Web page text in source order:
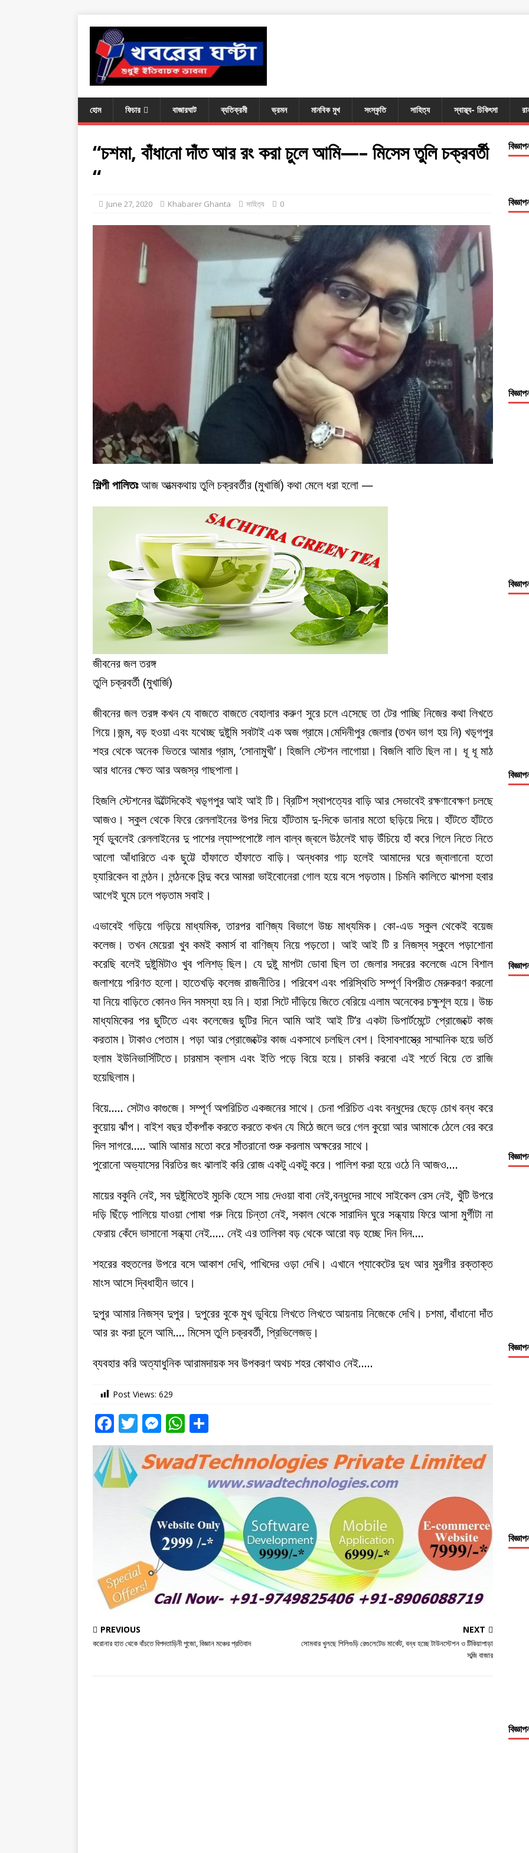
হোম ফিচার বাজারঘাট ব্যতিক্রমী ভ্রমন মানবিক মুখ সংস্কৃতি সাহিত্য স্বাস্থ্য- চিকিৎসা
“চশমা, বাঁধানো দাঁত আর রং করা চুলে আমি—– মিসেস তুলি চক্রবর্তী
“
June 27, 2020 Khabarer Ghanta সাহিত্য 0
শিল্পী পালিতঃআজ আত্মকথায় তুলি চক্রবর্তীর (মুখার্জি) কথা মেলে ধরা হলো —
জীবনের জল তরঙ্গ
তুলি চক্রবর্তী (মুখার্জি)
জীবনের জল তরঙ্গ কখন যে বাজতে বাজতে বেহালার করুণ সুরে চলে এসেছে তা টের পাচ্ছি নিজের কথা লিখতে
গিয়ে।জন্ম, বড় হওয়া এবং যথেচ্ছ দুষ্টুমি সবটাই এক অজ গ্রামে।মেদিনীপুর জেলার (তখন ভাগ হয় নি) খড়্গপুর
শহর থেকে অনেক ভিতরে আমার গ্রাম, ‘সোনামুখী’। হিজলি স্টেশন লাগোয়া। বিজলি বাতি ছিল না। ধূ ধূ মাঠ
আর ধানের ক্ষেত আর অজস্র গাছপালা।
হিজলি স্টেশনের উল্টৈদিকেই খড়্গপুর আই আই টি। ব্রিটিশ স্থাপত্যের বাড়ি আর সেভাবেই রক্ষণাবেক্ষণ চলছে
আজও। স্কুল থেকে ফিরে রেললাইনের উপর দিয়ে হাঁটতাম দু-দিকে ডানার মতো ছড়িয়ে দিয়ে। হাঁটতে হাঁটতে
সূর্য ডুবলেই রেললাইনের দু পাশের ল্যাম্পপোষ্টে লাল বাল্ব জ্বলে উঠলেই ঘাড় উঁচিয়ে হাঁ করে গিলে নিতে নিতে
আলো আঁধারিতে এক ছুট্টে হাঁফাতে হাঁফাতে বাড়ি। অন্ধকার গাঢ় হলেই আমাদের ঘরে জ্বালানো হতো
হ্যারিকেন বা লন্ঠন। লন্ঠনকে বিন্দু করে আমরা ভাইবোনেরা গোল হয়ে বসে পড়তাম। চিমনি কালিতে ঝাপসা হবার
আগেই ঘুমে ঢলে পড়তাম সবাই।
এভাবেই গড়িয়ে গড়িয়ে মাধ্যমিক, তারপর বাণিজ্য বিভাগে উচ্চ মাধ্যমিক। কো-এড স্কুল থেকেই বয়েজ
কলেজ। তখন মেয়েরা খুব কমই কমার্স বা বাণিজ্য নিয়ে পড়তো। আই আই টি র নিজস্ব স্কুলে পড়াশোনা
করেছি বলেই দুষ্টুমিটাও খুব পলিশড্ ছিল। যে দুষ্টু মাপটা ডোবা ছিল তা জেলার সদরের কলেজে এসে বিশাল
জলাশয়ে পরিণত হলো। হাতেখড়ি কলেজ রাজনীতির। পরিবেশ এবং পরিস্থিতি সম্পূর্ণ বিপরীত মেরুকরণ করলো
যা নিয়ে বাড়িতে কোনও দিন সমস্যা হয় নি। হারা সিটে দাঁড়িয়ে জিতে বেরিয়ে এলাম অনেকের চক্ষুশূল হয়ে। উচ্চ
মাধ্যমিকের পর ছুটিতে এবং কলেজের ছুটির দিনে আমি আই আই টি’র একটা ডিপার্টমেন্টে প্রোজেক্টে কাজ
করতাম। টাকাও পেতাম। পড়া আর প্রোজেক্টের কাজ একসাথে চলছিল বেশ। হিসাবশাস্ত্রে সাম্মানিক হয়ে ভর্তি
হলাম ইউনিভার্সিটিতে। চারমাস ক্লাস এবং ইতি পড়ে বিয়ে হয়ে। চাকরি করবো এই শর্তে বিয়ে তে রাজি
হয়েছিলাম।
বিয়ে….. সেটাও কাগুজে। সম্পূর্ণ অপরিচিত একজনের সাথে। চেনা পরিচিত এবং বন্ধুদের ছেড়ে চোখ বন্ধ করে
কুয়োয় ঝাঁপ। বাইশ বছর হাঁকপাঁক করতে করতে কখন যে মিঠে জলে ভরে গেল কুয়ো আর আমাকে ঠেলে বের করে
দিল সাগরে….. আমি আমার মতো করে সাঁতরানো শুরু করলাম অক্ষরের সাথে।
পুরোনো অভ্যাসের বিরতির জং ঝালাই করি রোজ একটু একটু করে। পালিশ করা হয়ে ওঠে নি আজও….
মায়ের বকুনি নেই, সব দুষ্টুমিতেই মুচকি হেসে সায় দেওয়া বাবা নেই,বন্ধুদের সাথে সাইকেল রেস নেই, খুঁটি উপরে
দড়ি ছিঁড়ে পালিয়ে যাওয়া পোষা গরু নিয়ে চিন্তা নেই, সকাল থেকে সারাদিন ঘুরে সন্ধ্যায় ফিরে আসা মুর্গীটা না
ফেরায় কেঁদে ভাসানো সন্ধ্যা নেই….. নেই এর তালিকা বড় থেকে আরো বড় হচ্ছে দিন দিন….
শহরের বহুতলের উপরে বসে আকাশ দেখি, পাখিদের ওড়া দেখি। এখানে প্যাকেটের দুধ আর মুরগীর রক্তাক্ত
মাংস আসে দ্বিধাহীন ভাবে।
দুপুর আমার নিজস্ব দুপুর। দুপুরের বুকে মুখ ডুবিয়ে লিখতে লিখতে আয়নায় নিজেকে দেখি। চশমা, বাঁধানো দাঁত
আর রং করা চুলে আমি…. মিসেস তুলি চক্রবর্তী, প্রিভিলেজড্।
ব্যবহার করি অত্যাধুনিক আরামদায়ক সব উপকরণ অথচ শহর কোথাও নেই…..
Post Views: 629
F
a
c
e
T
w
it
te
M
e
ss
e
n
g
e
r
W
h
at
s
A
p
p
h
ar
e
PREVIOUS
করোনার হাত থেকে বাঁচতে বিপদতাড়িনী পুজো, বিজ্ঞান মঞ্চের প্রতিবাদ
NEXT
সোমবার খুলছে শিলিগুড়ি রেগুলেটেড মার্কেট, বন্ধ হচ্ছে টাউনস্টেশন ও টিকিয়াপাড়া
সব্জি বাজার